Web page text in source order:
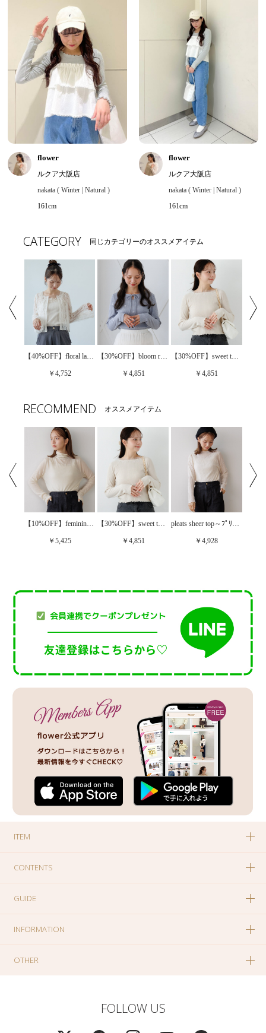
flower
ルクア大阪店
nakata ( Winter | Natural )
161cm
flower
ルクア大阪店
nakata ( Winter | Natural )
161cm
CATEGORY 同じカテゴリーのオススメアイテム
【40%OFF】floral lace top～ﾌﾛｰﾗﾙﾚｰｽﾄｯﾌﾟ
￥4,752
【30%OFF】bloom rib top～ﾌﾞﾙｰﾑﾘﾌﾞﾄｯﾌﾟ
￥4,851
【30%OFF】sweet tulle top2～ｽｳｨｰﾄﾁｭｰﾙﾄｯﾌﾟ2
￥4,851
RECOMMEND オススメアイテム
【10%OFF】feminine sheer turtle2～ﾌｪﾐﾆﾝｼｱｰﾀｰﾄﾙ2
￥5,425
【30%OFF】sweet tulle top2～ｽｳｨｰﾄﾁｭｰﾙﾄｯﾌﾟ2
￥4,851
pleats sheer top～ﾌﾟﾘｰﾂｼｱｰﾄｯﾌﾟ
￥4,928
ITEM
CONTENTS
GUIDE
INFORMATION
OTHER
FOLLOW US